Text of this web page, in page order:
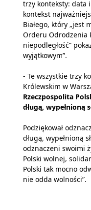
trzy konteksty: data
kontekst
Białego, który „jest
Orderu Odrodzenia
niepodległość”
wyjątkowym”.
- Te wszystkie trzy
Królewskim w
Rzeczpospolita
długą, wypełnioną
Podziękował
długą, wypełnioną
odznaczeni swoimi
Polski wolnej,
Polski tak mocno
nie odda wolności”.